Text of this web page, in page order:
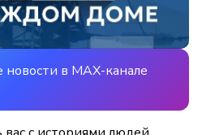
в MAX-канале